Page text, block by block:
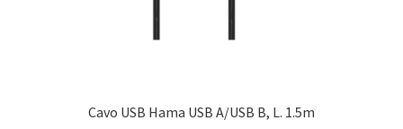
Cavo USB Hama USB A/USB B, L. 1.5m